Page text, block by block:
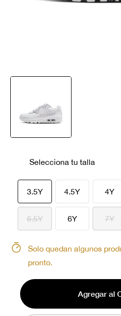
Selecciona tu talla
3.5Yseleccionado
4.5Y 4Y
6.5Y 6Y 7Y
Solo quedan algunos
pronto.
Agregar al